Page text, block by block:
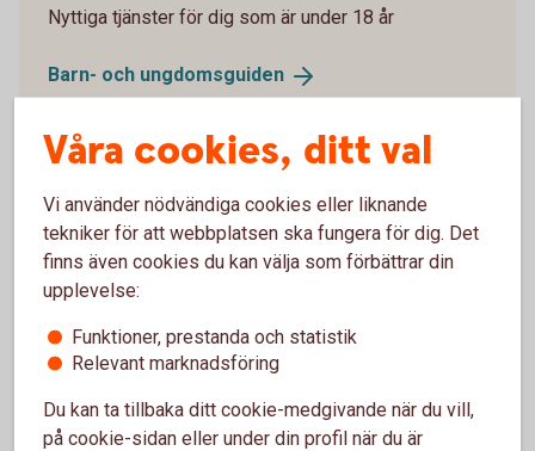
Nyttiga tjänster för dig som är under 18 år
Barn- och ungdomsguiden
Gravidförsäkring
Är du i väntans tider? Skaffa dig ekonomiskt
förlossningen och tiden närmast efter.
Gravidförsäkring
Våra cookies, ditt val
Vi använder nödvändiga cookies eller liknande
tekniker för att webbplatsen ska fungera för dig. Det
finns även cookies du kan välja som förbättrar din
upplevelse:
Funktioner, prestanda och statistik
Relevant marknadsföring
Du kan ta tillbaka ditt cookie-medgivande när du vill,
på cookie-sidan eller under din profil när du är